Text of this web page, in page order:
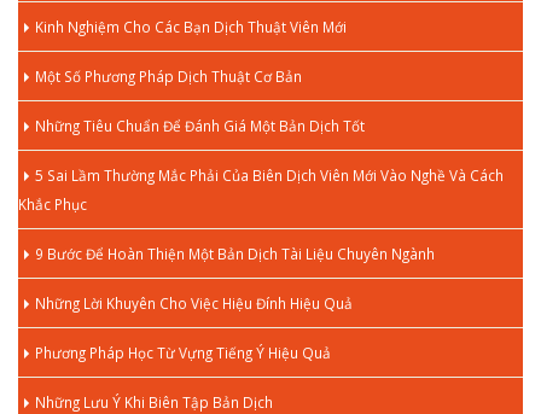
Kinh Nghiệm Cho Các Bạn Dịch Thuật Viên Mới
Một Số Phương Pháp Dịch Thuật Cơ Bản
Những Tiêu Chuẩn Để Đánh Giá Một Bản Dịch Tốt
5 Sai Lầm Thường Mắc Phải Của Biên Dịch Viên Mới Vào Nghề Và Cách
Khắc Phục
9 Bước Để Hoàn Thiện Một Bản Dịch Tài Liệu Chuyên Ngành
Những Lời Khuyên Cho Việc Hiệu Đính Hiệu Quả
Phương Pháp Học Từ Vựng Tiếng Ý Hiệu Quả
Những Lưu Ý Khi Biên Tập Bản Dịch